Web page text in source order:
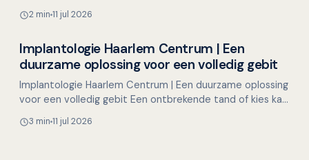
bieden van …
2 min 11 jul 2026
Overig nieuws
Implantologie Haarlem Centrum | Een
duurzame oplossing voor een volledig gebit
Implantologie Haarlem Centrum | Een duurzame oplossing
voor een volledig gebit Een ontbrekende tand of kies kan
3 min 11 jul 2026